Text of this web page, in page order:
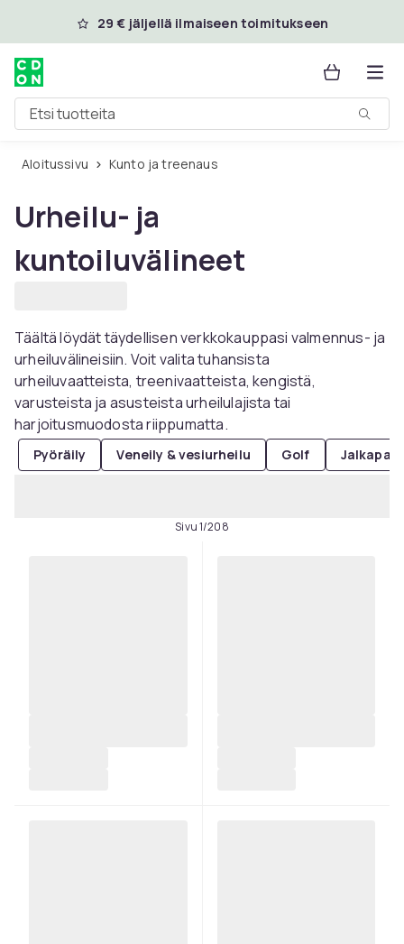
Ohita ja siirry pääsisältöön
29 € jäljellä ilmaiseen toimitukseen
Etsi tuotteita
Aloitussivu Kunto ja treenaus
Urheilu- ja
kuntoiluvälineet
Täältä löydät täydellisen verkkokauppasi valmennus- ja
urheiluvälineisiin. Voit valita tuhansista
urheiluvaatteista, treenivaatteista, kengistä,
varusteista ja asusteista urheilulajista tai
harjoitusmuodosta riippumatta.
Pyöräily Veneily & vesiurheilu Golf
Sivu 1/208